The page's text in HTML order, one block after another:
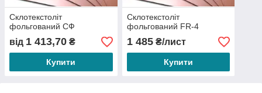
Склотекстоліт
фольгований СФ
від 1 413,70 ₴
Купити
Склотекстоліт
фольгований FR-4
1 485₴/лист
Купити